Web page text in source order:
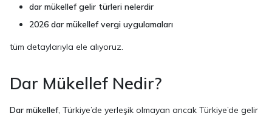
dar mükellef gelir türleri nelerdir
2026 dar mükellef vergi uygulamaları
tüm detaylarıyla ele alıyoruz.
Dar Mükellef Nedir?
Dar mükellef, Türkiye’de yerleşik olmayan ancak Türkiye’de gelir